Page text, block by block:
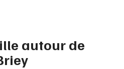
autour de